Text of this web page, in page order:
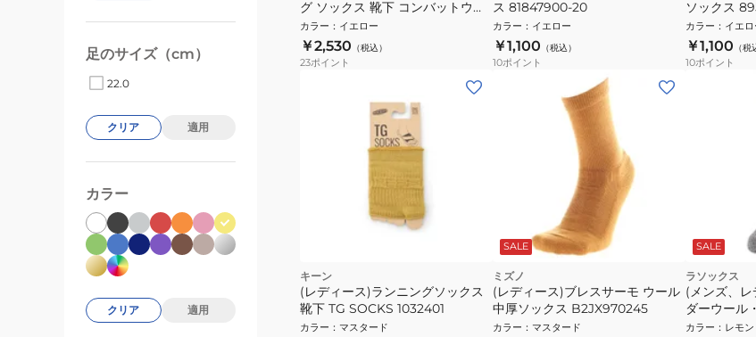
グ ソックス 靴下 コンバットウー
ル アーチサポート Z178100-22
カラー ： イエロー
￥2,530 （税込）
23ポイント
ス 81847900-20
カラー ： イエロー
￥1,100 （税込）
10ポイント
ソックス
22センチ 黄
カラー ： イエロ
￥1,100 （税
10ポイント
キーン
(レディース)ランニングソックス
靴下 TG SOCKS 1032401
カラー ： マスタード
SALE
ミズノ
(レディース)ブレスサーモ ウール
中厚ソックス B2JX970245
カラー ： マスタード
SALE
ラソックス
(メンズ、
ダーウール
カラー ： レモン
足のサイズ（cm）
22.0
クリア 適用
カラー
クリア 適用